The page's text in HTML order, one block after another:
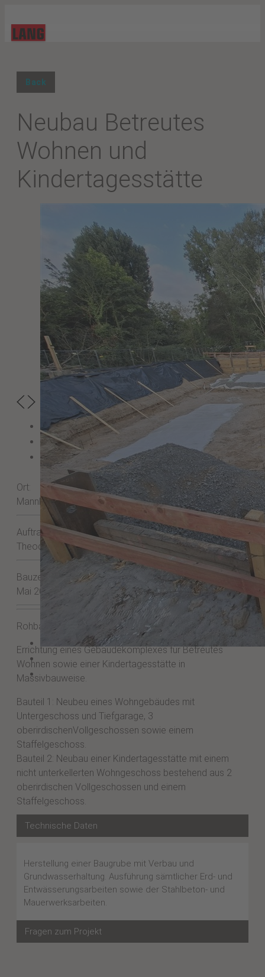
Back
Neubau Betreutes
Wohnen und
Kindertagesstätte
Ort:
Mannheim
Auftraggeber:
Theodor-Fliedner-Stiftung
Bauzeit:
Mai 2026 - Februar 2026
Rohbau
Errichtung eines Gebäudekomplexes für Betreutes
Wohnen sowie einer Kindertagesstätte in
Massivbauweise.
Bauteil 1: Neubeu eines Wohngebäudes mit
Untergeschoss und Tiefgarage, 3
oberirdischenVollgeschossen sowie einem
Staffelgeschoss.
Bauteil 2: Neubau einer Kindertagesstätte mit einem
nicht unterkellerten Wohngeschoss bestehend aus 2
oberirdischen Vollgeschossen und einem
Staffelgeschoss.
Technische Daten
Herstellung einer Baugrube mit Verbau und
Grundwasserhaltung. Ausführung sämtlicher Erd- und
Entwässerungsarbeiten sowie der Stahlbeton- und
Mauerwerksarbeiten.
Fragen zum Projekt